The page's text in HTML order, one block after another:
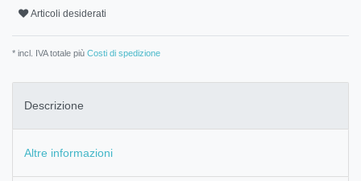
Articoli desiderati
* incl. IVA totale più Costi di spedizione
Descrizione
Altre informazioni